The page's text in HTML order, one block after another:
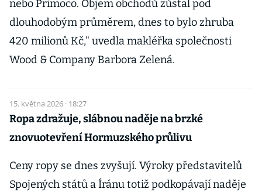
nebo Primoco. Objem obchodů zůstal pod
dlouhodobým průměrem, dnes to bylo zhruba
420 milionů Kč," uvedla makléřka společnosti
Wood & Company Barbora Zelená.
15. května 2026 · 18:27
Ropa zdražuje, slábnou naděje na brzké
znovuotevření Hormuzského průlivu
Ceny ropy se dnes zvyšují. Výroky představitelů
Spojených států a Íránu totiž podkopávají naděje